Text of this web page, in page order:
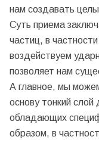
нам создавать
Суть приема
частиц, в
воздействуем
позволяет нам
А главное, мы
основу тонкий
обладающих
образом, в